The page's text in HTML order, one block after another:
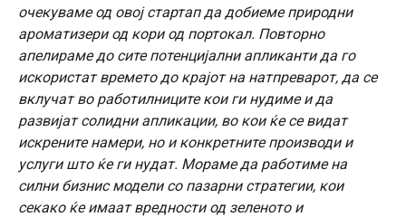
очекуваме од овој стартап да добиеме природни
ароматизери од кори од портокал. Повторно
апелираме до сите потенцијални апликанти да го
искористат времето до крајот на натпреварот, да се
вклучат во работилниците кои ги нудиме и да
развијат солидни апликации, во кои ќе се видат
искрените намери, но и конкретните производи и
услуги што ќе ги нудат. Мораме да работиме на
силни бизнис модели со пазарни стратегии, кои
секако ќе имаат вредности од зеленото и